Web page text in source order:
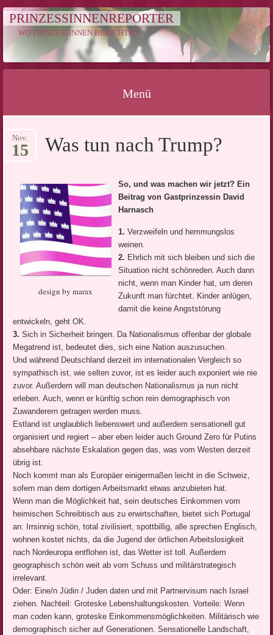
PRINZESSINNENREPORTER
WO PRINZESSINNEN BERICHTEN
Menü
zum
Inhalt
Was tun nach Trump?
Nov.
15
design by marax
So, und was machen wir jetzt? Ein
Beitrag von Gastprinzessin David
Harnasch
1. Verzweifeln und hemmungslos
weinen.
2. Ehrlich mit sich bleiben und sich die
Situation nicht schönreden. Auch dann
nicht, wenn man Kinder hat, um deren
Zukunft man fürchtet. Kinder anlügen,
damit die keine Angststörung
entwickeln, geht OK.
3. Sich in Sicherheit bringen. Da Nationalismus offenbar der globale
Megatrend ist, bedeutet dies, sich eine Nation auszusuchen.
Und während Deutschland derzeit im internationalen Vergleich so
sympathisch ist, wie selten zuvor, ist es leider auch exponiert wie nie
zuvor. Außerdem will man deutschen Nationalismus ja nun nicht
erleben. Auch, wenn er künftig schon rein demographisch von
Zuwanderern getragen werden muss.
Estland ist unglaublich liebenswert und außerdem sensationell gut
organisiert und regiert – aber eben leider auch Ground Zero für Putins
absehbare nächste Eskalation gegen das, was vom Westen derzeit
übrig ist.
Noch kommt man als Europäer einigermaßen leicht in die Schweiz,
sofern man dem dortigen Arbeitsmarkt etwas anzubieten hat.
Wenn man die Möglichkeit hat, sein deutsches Einkommen vom
heimischen Schreibtisch aus zu erwirtschaften, bietet sich Portugal
an: Irrsinnig schön, total zivilisiert, spottbillig, alle sprechen Englisch,
wohnen kostet nichts, da die Jugend der örtlichen Arbeitslosigkeit
nach Nordeuropa entflohen ist, das Wetter ist toll. Außerdem
geographisch schön weit ab vom Schuss und militärstrategisch
irrelevant.
Oder: Eine/n Jüdin / Juden daten und mit Partnervisum nach Israel
ziehen. Nachteil: Groteske Lebenshaltungskosten. Vorteile: Wenn
man coden kann, groteske Einkommensmöglichkeiten. Militärisch wie
demographisch sicher auf Generationen. Sensationelle Landschaft,